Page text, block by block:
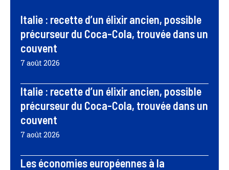
Italie : recette d’un élixir ancien, possible
précurseur du Coca-Cola, trouvée dans un
couvent
7 août 2026
Italie : recette d’un élixir ancien, possible
précurseur du Coca-Cola, trouvée dans un
couvent
7 août 2026
Les économies européennes à la